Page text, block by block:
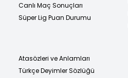
Canlı Maç Sonuçları
Süper Lig Puan Durumu
Atasözleri ve Anlamları
Türkçe Deyimler Sözlüğü